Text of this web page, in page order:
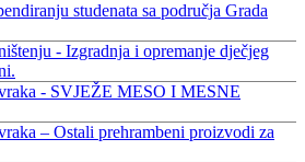
studenata sa područja Grada
- Izgradnja i opremanje dječjeg
- SVJEŽE MESO I MESNE
– Ostali prehrambeni proizvodi za